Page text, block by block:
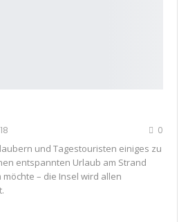
0
und Tagestouristen einiges zu
entspannten Urlaub am Strand
– die Insel wird allen